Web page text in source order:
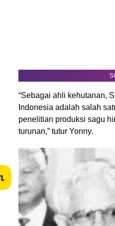
“Sebagai ahli kehutanan,
Indonesia adalah salah
penelitian produksi sagu
turunan,” tutur Yonny.